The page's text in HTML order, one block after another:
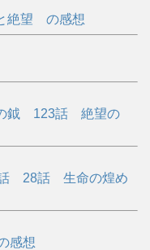
絶望 の感想
鉞 123話 絶望の
28話 生命の煌め
感想